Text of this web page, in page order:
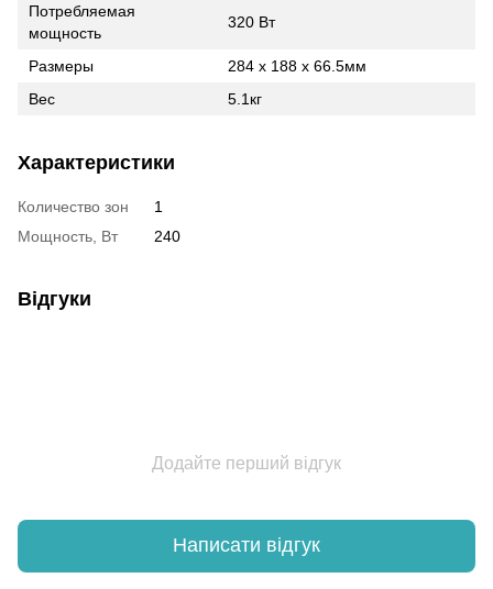
Потребляемая
мощность
320 Вт
Размеры
284 x 188 x 66.5мм
Вес
5.1кг
Характеристики
Количество зон
1
Мощность, Вт
240
Відгуки
Додайте перший відгук
Написати відгук